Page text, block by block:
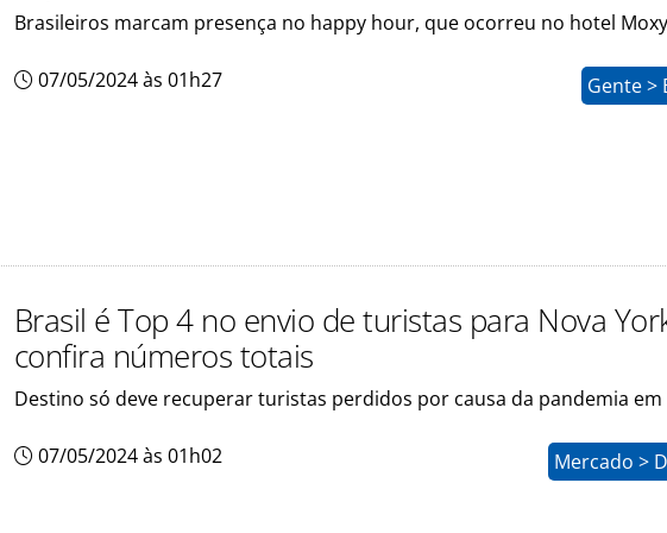
Brasileiros marcam presença no happy hour, que ocorreu no hotel Moxy
07/05/2024 às 01h27 Gente >
Brasil é Top 4 no envio de turistas para Nova
confira números totais
Destino só deve recuperar turistas perdidos por causa da pandemia em
07/05/2024 às 01h02 Mercado >